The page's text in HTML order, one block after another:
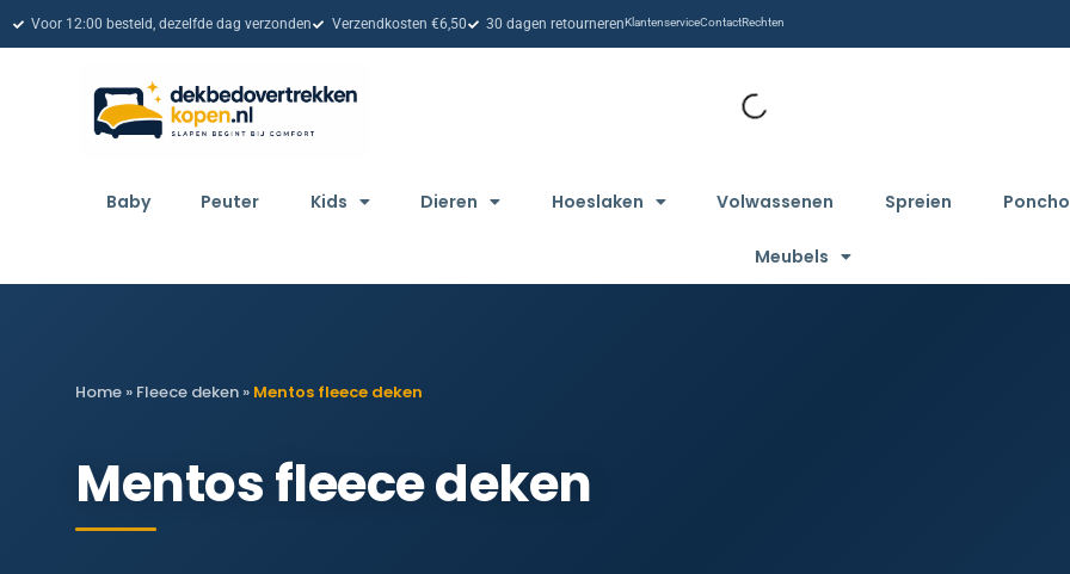
Voor 12:00 besteld, dezelfde dag verzonden Verzendkosten €6,50 30 dagen retournerenKlantenserviceContactRechten
Baby Peuter Kids Dieren Hoeslaken Volwassenen Spreien Poncho
Meubels
Home » Fleece deken » Mentos fleece deken
Mentos fleece deken